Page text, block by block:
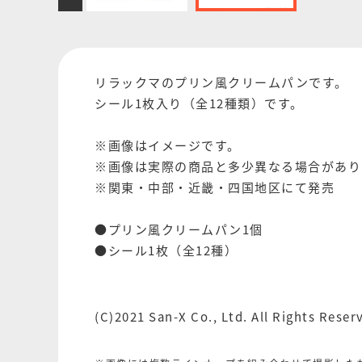
リラックマのプリン風クリームパンです。
シール1枚入り（全12種類）です。
※画像はイメージです。
※画像は実際の商品と多少異なる場合があり
※関東・中部・近畿・四国地区にて発売
●プリン風クリームパン1個
●シール1枚（全12種）
(C)2021 San-X Co., Ltd. All Rights